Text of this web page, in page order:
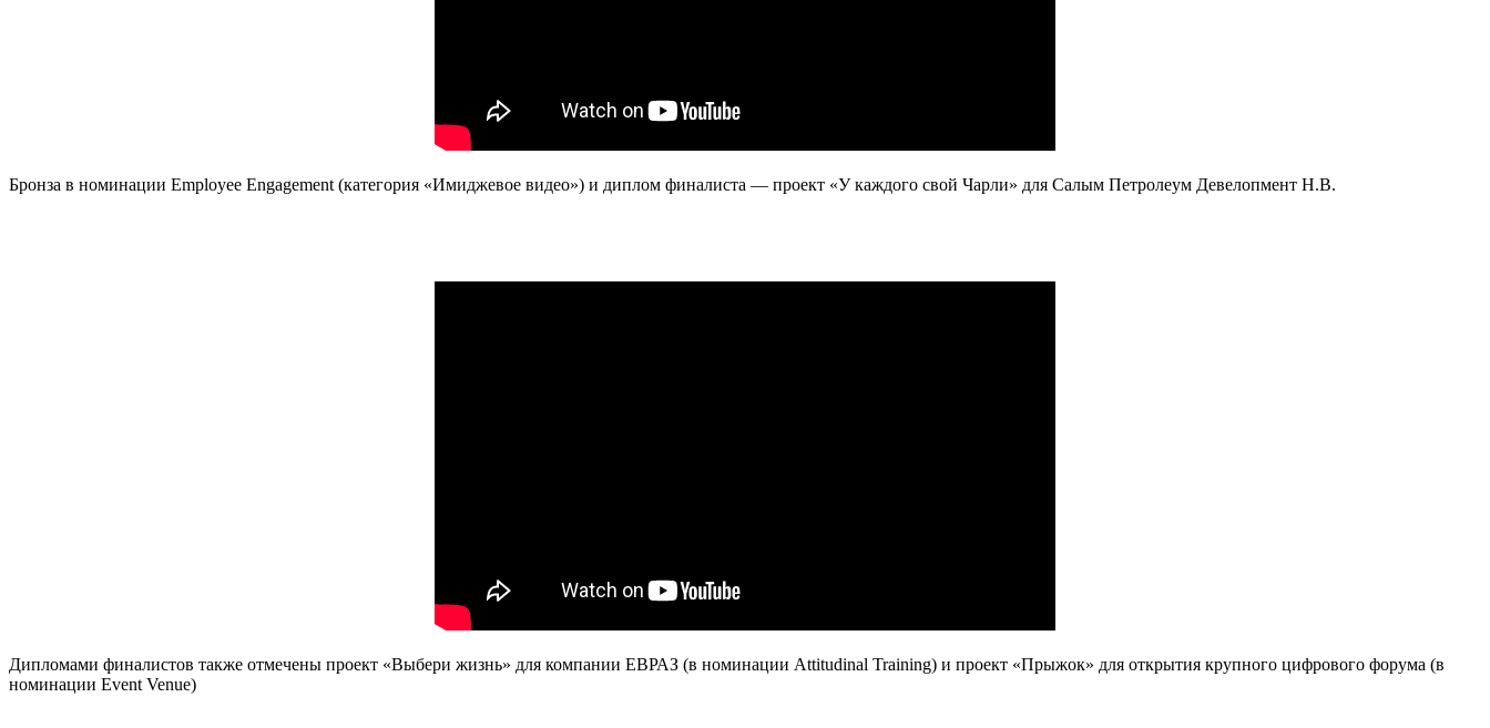
Бронза в номинации Employee Engagement (категория «Имиджевое видео») и диплом финалиста — проект «У каждого свой Чарли» для Салым Петролеум Девелопмент Н.В.
Дипломами финалистов также отмечены проект «Выбери жизнь» для компании ЕВРАЗ (в номинации Attitudinal Training) и проект «Прыжок» для открытия крупного цифрового форума (в
номинации Event Venue)